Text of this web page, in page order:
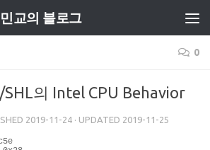
교의 블로그
0
SHL의 Intel CPU Behavior
2019-11-24 · UPDATED 2019-11-25